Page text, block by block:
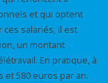
et qui optent
salariés, il est
un montant
En pratique, à
et 580 euros par an.